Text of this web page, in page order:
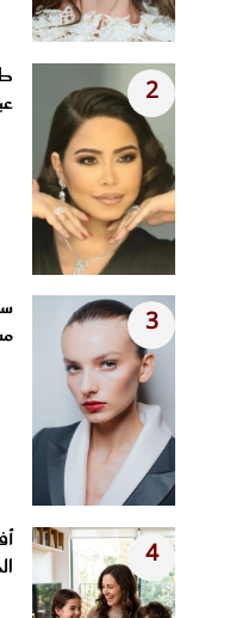
2
3
4